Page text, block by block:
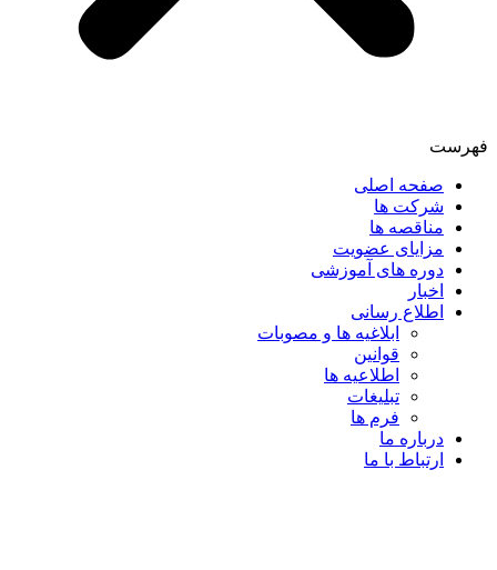
فهرست
صفحه اصلی
شرکت ها
مناقصه ها
مزایای عضویت
دوره های آموزشی
اخبار
اطلاع رسانی
ابلاغیه ها و مصوبات
قوانین
اطلاعیه ها
تبلیغات
فرم ها
درباره ما
ارتباط با ما